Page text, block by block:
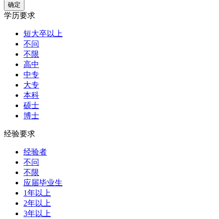
学历要求
短大卒以上
不问
不限
高中
中专
大专
本科
硕士
博士
经验要求
经验者
不问
不限
应届毕业生
1年以上
2年以上
3年以上